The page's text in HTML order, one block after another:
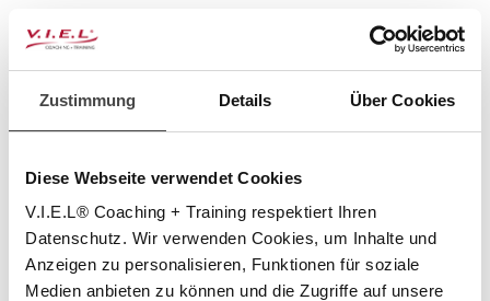
Zustimmung Details Über Cookies
Diese Webseite verwendet Cookies
V.I.E.L® Coaching + Training respektiert Ihren
Datenschutz. Wir verwenden Cookies, um Inhalte und
Anzeigen zu personalisieren, Funktionen für soziale
Medien anbieten zu können und die Zugriffe auf unsere